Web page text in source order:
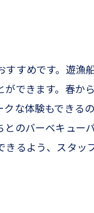
すめです。遊
できます。春か
な体験もできる
のバーベキュー
るよう、スタッ